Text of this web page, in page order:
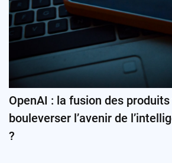
OpenAI : la fusion des
bouleverser l’avenir de
?